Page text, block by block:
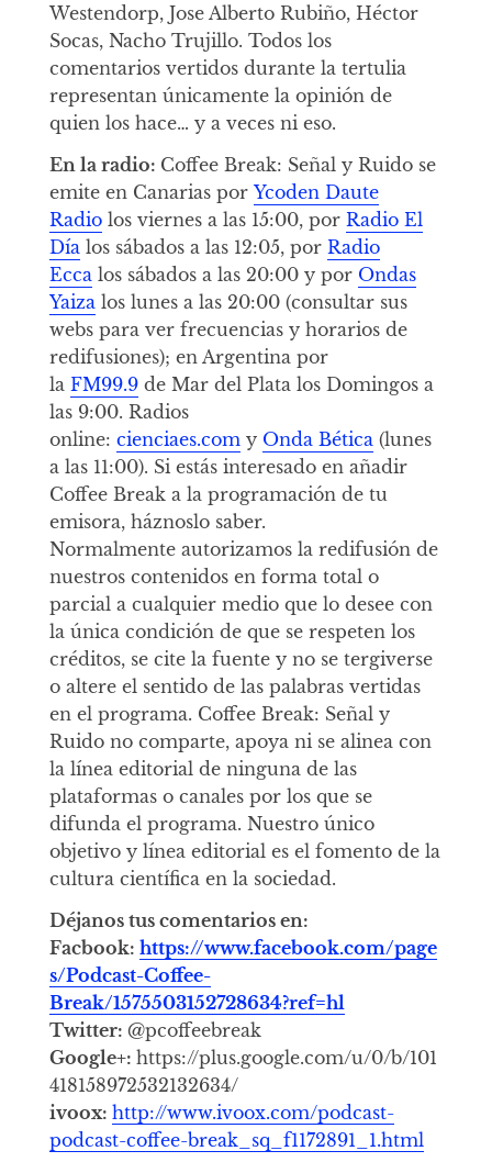
Westendorp, Jose Alberto Rubiño, Héctor
Socas, Nacho Trujillo. Todos los
comentarios vertidos durante la tertulia
representan únicamente la opinión de
quien los hace… y a veces ni eso.
En la radio: Coffee Break: Señal y Ruido se
emite en Canarias por Ycoden Daute
Radiolos viernes a las 15:00, por Radio El
Día los sábados a las 12:05, por Radio
Ecca los sábados a las 20:00 y por Ondas
Yaiza los lunes a las 20:00 (consultar sus
webs para ver frecuencias y horarios de
redifusiones); en Argentina por
la FM99.9de Mar del Plata los Domingos a
las 9:00. Radios
online: cienciaes.com y Onda Bética (lunes
a las 11:00). Si estás interesado en añadir
Coffee Break a la programación de tu
emisora, háznoslo saber.
Normalmente autorizamos la redifusión de
nuestros contenidos en forma total o
parcial a cualquier medio que lo desee con
la única condición de que se respeten los
créditos, se cite la fuente y no se tergiverse
o altere el sentido de las palabras vertidas
en el programa. Coffee Break: Señal y
Ruido no comparte, apoya ni se alinea con
la línea editorial de ninguna de las
plataformas o canales por los que se
difunda el programa. Nuestro único
objetivo y línea editorial es el fomento de la
cultura científica en la sociedad.
Déjanos tus comentarios en:
Facbook: https://www.facebook.com/page
s/Podcast-Coffee-
Break/1575503152728634?ref=hl
Twitter: @pcoffeebreak
Google+: https://plus.google.com/u/0/b/101
418158972532132634/
ivoox: http://www.ivoox.com/podcast-
podcast-coffee-break_sq_f1172891_1.html